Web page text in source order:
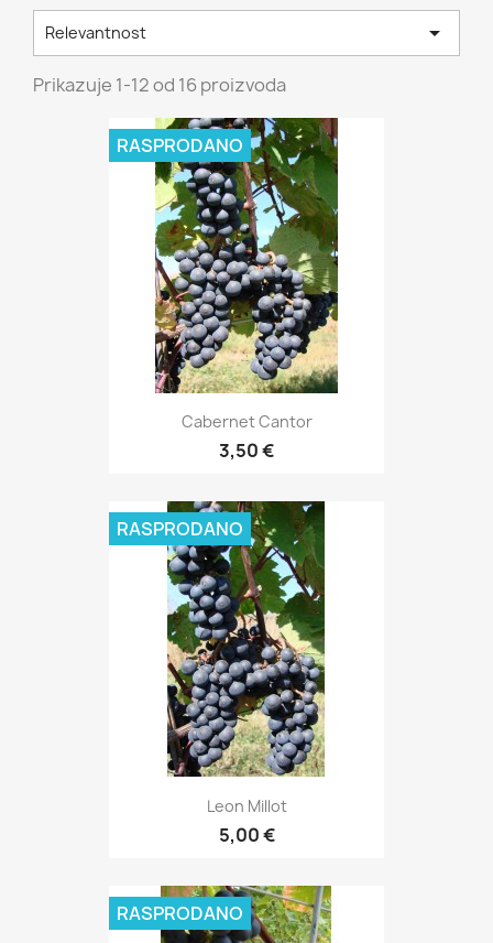
Relevantnost 
Prikazuje 1-12 od 16 proizvoda
Cabernet Cantor
3,50 €
RASPRODANO
Leon Millot
5,00 €
RASPRODANO
RASPRODANO